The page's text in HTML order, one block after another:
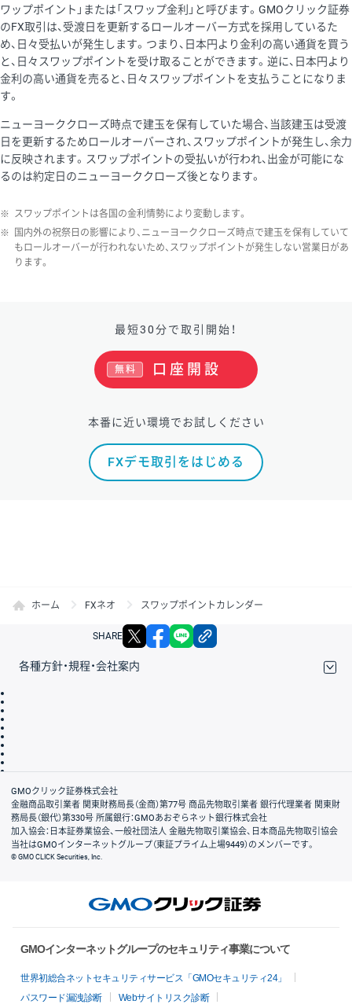
ワップポイント」または「スワップ金利」と呼びます。GMOクリック証券
のFX取引は、受渡日を更新するロールオーバー方式を採用しているた
め、日々受払いが発生します。つまり、日本円より金利の高い通貨を買う
と、日々スワップポイントを受け取ることができます。逆に、日本円より
金利の高い通貨を売ると、日々スワップポイントを支払うことになりま
す。
ニューヨーククローズ時点で建玉を保有していた場合、当該建玉は受渡
日を更新するためロールオーバーされ、スワップポイントが発生し、余力
に反映されます。スワップポイントの受払いが行われ、出金が可能にな
るのは約定日のニューヨーククローズ後となります。
※ スワップポイントは各国の金利情勢により変動します。
※
国内外の祝祭日の影響により、ニューヨーククローズ時点で建玉を保有していて
もロールオーバーが行われないため、スワップポイントが発生しない営業日があ
ります。
最短30分で取引開始！
口座開設
無料
本番に近い環境でお試しください
FXデモ取引をはじめる
ホーム FXネオ スワップポイントカレンダー
SHARE X facebook
各種方針・規程・会社案内
会社案内
GMOクリック証券株式会社
金融商品取引業者 関東財務局長（金商）第77号 商品先物取引業者 銀行代理業者 関東財
務局長（銀代）第330号 所属銀行：GMOあおぞらネット銀行株式会社
加入協会：日本証券業協会、一般社団法人 金融先物取引業協会、日本商品先物取引協会
当社はGMOインターネットグループ（東証プライム上場9449）のメンバーです。
© GMO CLICK Securities, Inc.
GMOインターネットグループのセキュリティ事業について
世界初総合ネットセキュリティサービス「GMOセキュリティ24」
パスワード漏洩診断
Webサイトリスク診断